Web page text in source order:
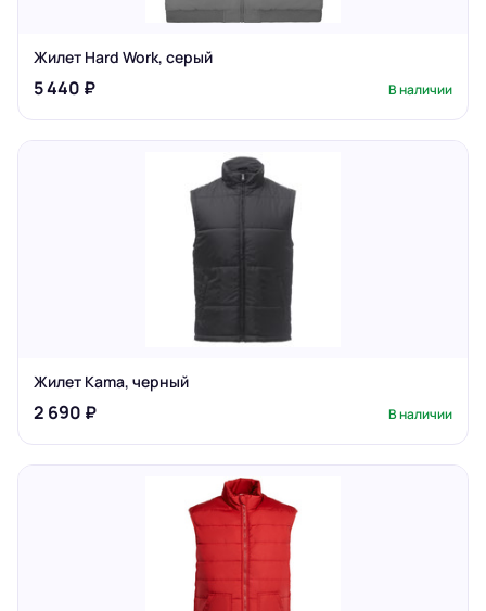
Жилет Hard Work, серый
5 440 ₽ В наличии
Жилет Kama, черный
2 690 ₽ В наличии